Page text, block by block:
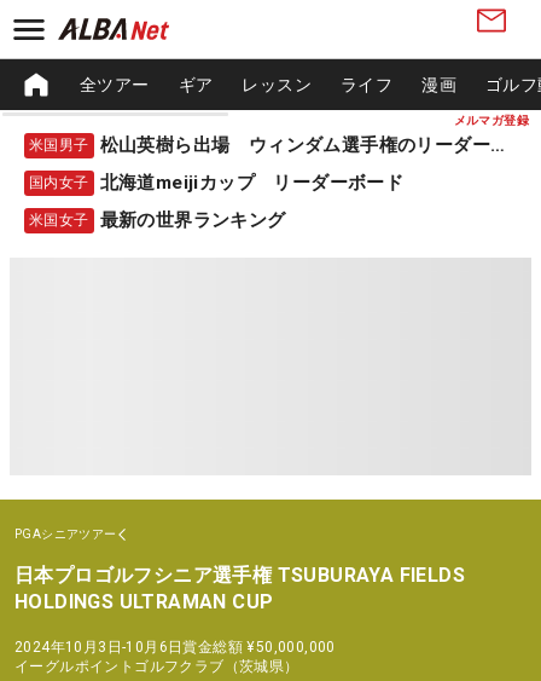
メルマガ登録
全ツアー ギア レッスン ライフ 漫画 ゴル
米国男子 松山英樹ら出場 ウィンダム選手権のリーダーボード
国内女子 北海道meijiカップ リーダーボード
米国女子 最新の世界ランキング
PGAシニアツアー
日本プロゴルフシニア選手権 TSUBURAYA FIELDS
HOLDINGS ULTRAMAN CUP
2024年10月3日-10月6日賞金総額 ¥50,000,000
イーグルポイントゴルフクラブ（茨城県）